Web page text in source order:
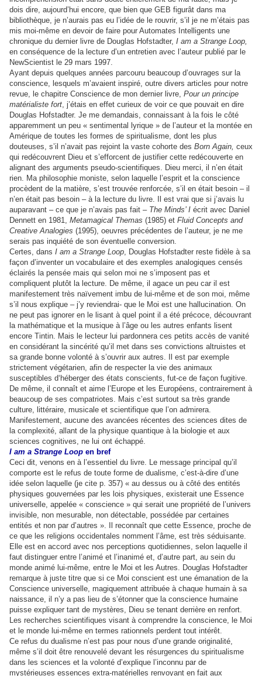
dois dire, aujourd’hui encore, que bien que GEB figurât dans ma
bibliothèque, je n’aurais pas eu l’idée de le rouvrir, s’il je ne m’étais pas
mis moi-même en devoir de faire pour Automates Intelligents une
chronique du dernier livre de Douglas Hofstadter, I am a Strange Loop,
en conséquence de la lecture d’un entretien avec l’auteur publié par le
NewScientist le 29 mars 1997.
Ayant depuis quelques années parcouru beaucoup d’ouvrages sur la
conscience, lesquels m’avaient inspiré, outre divers articles pour notre
revue, le chapitre Conscience de mon dernier livre, Pour un principe
matérialiste fort, j’étais en effet curieux de voir ce que pouvait en dire
Douglas Hofstadter. Je me demandais, connaissant à la fois le côté
apparemment un peu « sentimental lyrique » de l’auteur et la montée en
Amérique de toutes les formes de spiritualisme, dont les plus
douteuses, s’il n’avait pas rejoint la vaste cohorte des Born Again, ceux
qui redécouvrent Dieu et s’efforcent de justifier cette redécouverte en
alignant des arguments pseudo-scientifiques. Dieu merci, il n’en était
rien. Ma philosophie moniste, selon laquelle l’esprit et la conscience
procèdent de la matière, s’est trouvée renforcée, s’il en était besoin – il
n’en était pas besoin – à la lecture du livre. Il est vrai que si j’avais lu
auparavant – ce que je n’avais pas fait – The Minds’ I écrit avec Daniel
Dennett en 1981, Metamagical Themas (1985) et Fluid Concepts and
Creative Analogies (1995), oeuvres précédentes de l’auteur, je ne me
serais pas inquiété de son éventuelle conversion.
Certes, dans I am a Strange Loop, Douglas Hofstadter reste fidèle à sa
façon d’inventer un vocabulaire et des exemples analogiques censés
éclairés la pensée mais qui selon moi ne s’imposent pas et
compliquent plutôt la lecture. De même, il agace un peu car il est
manifestement très naïvement imbu de lui-même et de son moi, même
s’il nous explique – j’y reviendrai- que le Moi est une hallucination. On
ne peut pas ignorer en le lisant à quel point il a été précoce, découvrant
la mathématique et la musique à l’âge ou les autres enfants lisent
encore Tintin. Mais le lecteur lui pardonnera ces petits accès de vanité
en considérant la sincérité qu’il met dans ses convictions altruistes et
sa grande bonne volonté à s’ouvrir aux autres. Il est par exemple
strictement végétarien, afin de respecter la vie des animaux
susceptibles d‘héberger des états conscients, fut-ce de façon fugitive.
De même, il connaît et aime l’Europe et les Européens, contrairement à
beaucoup de ses compatriotes. Mais c’est surtout sa très grande
culture, littéraire, musicale et scientifique que l’on admirera.
Manifestement, aucune des avancées récentes des sciences dites de
la complexité, allant de la physique quantique à la biologie et aux
sciences cognitives, ne lui ont échappé.
I am a Strange Loop en bref
Ceci dit, venons en à l’essentiel du livre. Le message principal qu’il
comporte est le refus de toute forme de dualisme, c’est-à-dire d’une
idée selon laquelle (je cite p. 357) « au dessus ou à côté des entités
physiques gouvernées par les lois physiques, existerait une Essence
universelle, appelée « conscience » qui serait une propriété de l’univers
invisible, non mesurable, non détectable, possédée par certaines
entités et non par d’autres ». Il reconnaît que cette Essence, proche de
ce que les religions occidentales nomment l’âme, est très séduisante.
Elle est en accord avec nos perceptions quotidiennes, selon laquelle il
faut distinguer entre l’animé et l’inanimé et, d’autre part, au sein du
monde animé lui-même, entre le Moi et les Autres. Douglas Hofstadter
remarque à juste titre que si ce Moi conscient est une émanation de la
Conscience universelle, magiquement attribuée à chaque humain à sa
naissance, il n’y a pas lieu de s’étonner que la conscience humaine
puisse expliquer tant de mystères, Dieu se tenant derrière en renfort.
Les recherches scientifiques visant à comprendre la conscience, le Moi
et le monde lui-même en termes rationnels perdent tout intérêt.
Ce refus du dualisme n’est pas pour nous d’une grande originalité,
même s’il doit être renouvelé devant les résurgences du spiritualisme
dans les sciences et la volonté d’explique l’inconnu par de
mystérieuses essences extra-matérielles renvoyant en fait aux